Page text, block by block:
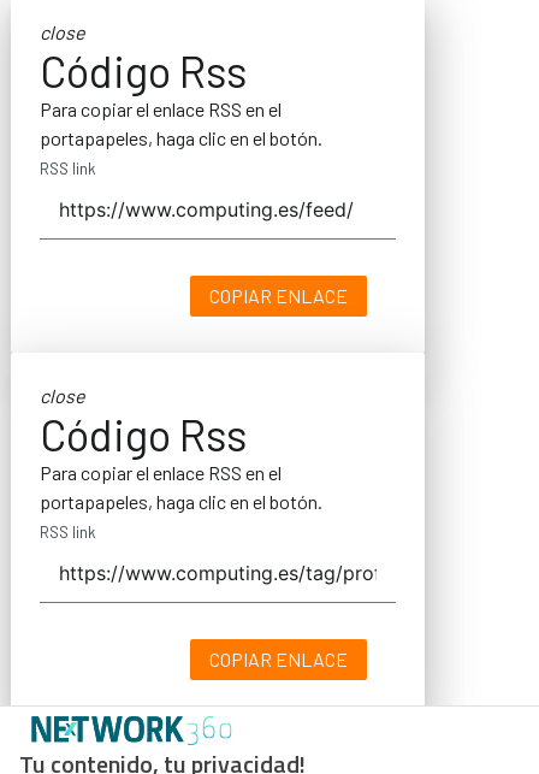
Tu contenido, tu privacidad!
close
Código Rss
Para copiar el enlace RSS en el
portapapeles, haga clic en el botón.
RSS link
COPIAR ENLACE
close
Código Rss
Para copiar el enlace RSS en el
portapapeles, haga clic en el botón.
RSS link
COPIAR ENLACE